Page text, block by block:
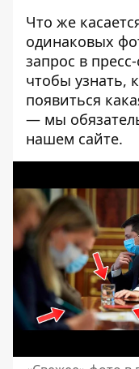
Что же
одинаковых
запрос в
чтобы узнать,
появиться
— мы
нашем сайте.